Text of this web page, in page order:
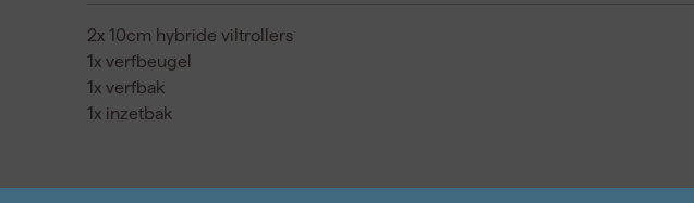
2x 10cm hybride viltrollers
1x verfbeugel
1x verfbak
1x inzetbak